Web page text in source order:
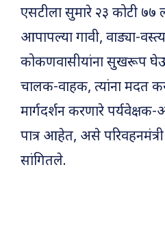
एसटीला सुमारे २३ कोटी ७७
आपापल्या गावी, वाड्या-
कोकणवासीयांना सुखरूप
चालक-वाहक, त्यांना मदत
मार्गदर्शन करणारे
पात्र आहेत, असे परिवहनमंत्री
सांगितले.